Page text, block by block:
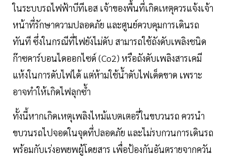
ในระบบรถไฟฟ้าบีทีเอส เจ้าของพื้นที่เกิดเหตุควรแจ้งเจ้า
หน้าที่รักษาความปลอดภัย และศูนย์ควบคุมการเดินรถ
ทันที ซึ่งในกรณีที่ไฟยังไม่ดับ สามารถใช้ถังดับเพลิงชนิด
ก๊าซคาร์บอนไดออกไซด์ (Co2) หรือถังดับเพลิงสารเคมี
แห้งในการดับไฟได้ แต่ห้ามใช้น้ำดับไฟเด็ดขาด เพราะ
อาจทำให้เกิดไฟลุกซ้ำ
ทั้งนี้หากเกิดเหตุเพลิงไหม้แบตเตอรี่ในขบวนรถ ควรนำ
ขบวนรถไปจอดในจุดที่ปลอดภัย และไม่รบกวนการเดินรถ
พร้อมกับเร่งอพยพผู้โดยสาร เพื่อป้องกันอันตรายจากควัน